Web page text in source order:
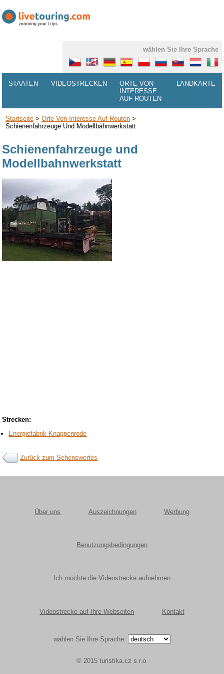
wählen Sie Ihre Sprache
STAATEN VIDEOSTRECKEN
ORTE VON
INTERESSE
AUF ROUTEN
LANDKARTE
Startseite> Orte Von Interesse Auf Routen>
Schienenfahrzeuge Und Modellbahnwerkstatt
Schienenfahrzeuge und
Modellbahnwerkstatt
Strecken:
Energiefabrik Knappenrode
Zurück zum Sehenswertes
Über uns Auszeichnungen Werbung
Benutzungsbedingungen
Ich möchte die Videostrecke aufnehmen
Videostrecke auf Ihre Webseiten Kontakt
wählen Sie Ihre Sprache:
© 2015 turistika.cz s.r.o.